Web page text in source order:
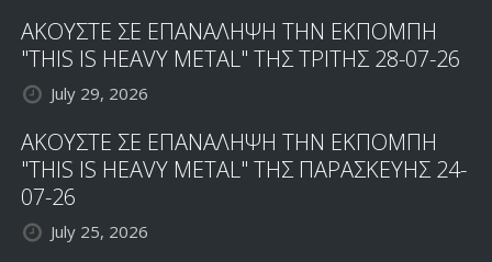
ΑΚΟΥΣΤΕ ΣΕ ΕΠΑΝΑΛΗΨΗ ΤΗΝ ΕΚΠΟΜΠΗ
"THIS IS HEAVY METAL" ΤΗΣ ΤΡΙΤΗΣ 28-07-26
July 29, 2026
ΑΚΟΥΣΤΕ ΣΕ ΕΠΑΝΑΛΗΨΗ ΤΗΝ ΕΚΠΟΜΠΗ
"THIS IS HEAVY METAL" ΤΗΣ ΠΑΡΑΣΚΕΥΗΣ 24-
07-26
July 25, 2026